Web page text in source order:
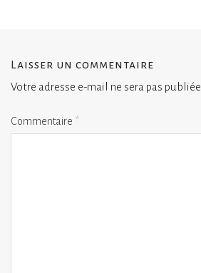
Laisser un commentaire
Votre adresse e-mail ne sera pas publiée.
Commentaire *